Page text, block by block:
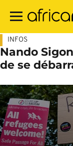
contenu
INFOS
Nando
de se